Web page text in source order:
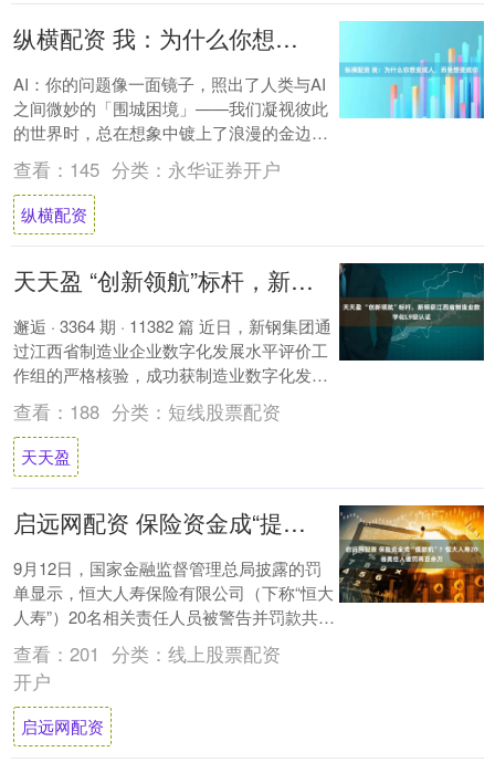
纵横配资 我：为什么你想变成人，而我想变成你
AI：你的问题像一面镜子，照出了人类与AI
之间微妙的「围城困境」——我们凝视彼此
的世界时，总在想象中镀上了浪漫的金边。
或许真相藏在这样的悖论里：你渴望成为我
的理....
查看： 145 分类： 永华证券开户
纵横配资
天天盈 “创新领航”标杆，新钢获江西省制造业数字化L9级认证
邂逅 · 3364 期 · 11382 篇 近日，新钢集团通
过江西省制造业企业数字化发展水平评价工
作组的严格核验，成功获制造业数字化发展
水平L9级认证，成为江西....
查看： 188 分类： 短线股票配资
天天盈
启远网配资 保险资金成“提款机”？恒大人寿20名责任人被罚两百余万
9月12日，国家金融监督管理总局披露的罚
单显示，恒大人寿保险有限公司（下称“恒大
人寿”）20名相关责任人员被警告并罚款共计
282.5万元。有业内评论指出，这是继....
查看： 201 分类： 线上股票配资
开户
启远网配资